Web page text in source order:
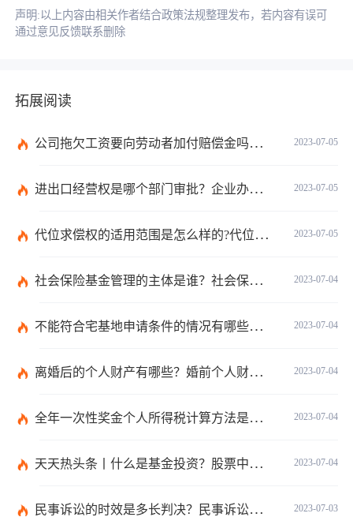
声明:以上内容由相关作者结合政策法规整理发布，若内容有误可
通过意见反馈联系删除
拓展阅读
2023-07-05
公司拖欠工资要向劳动者加付赔偿金吗？拖欠工资仲裁时效期间是如何规定的？
2023-07-05
进出口经营权是哪个部门审批？企业办理进出口权的流程是怎么样的？ 世界速讯
2023-07-05
代位求偿权的适用范围是怎么样的?代位求偿权的行使条件是什么？-独家
2023-07-04
社会保险基金管理的主体是谁？社会保险基金投资运营的管理有几方面？
2023-07-04
不能符合宅基地申请条件的情况有哪些？申请宅基地需要哪些材料？
2023-07-04
离婚后的个人财产有哪些？婚前个人财产要怎么证明？
2023-07-04
全年一次性奖金个人所得税计算方法是什么？个税专项附加扣除如何界定？
2023-07-04
天天热头条丨什么是基金投资？股票中的价值投资是什么意思？
2023-07-03
民事诉讼的时效是多长判决？民事诉讼的诉讼费用计算-天天简讯